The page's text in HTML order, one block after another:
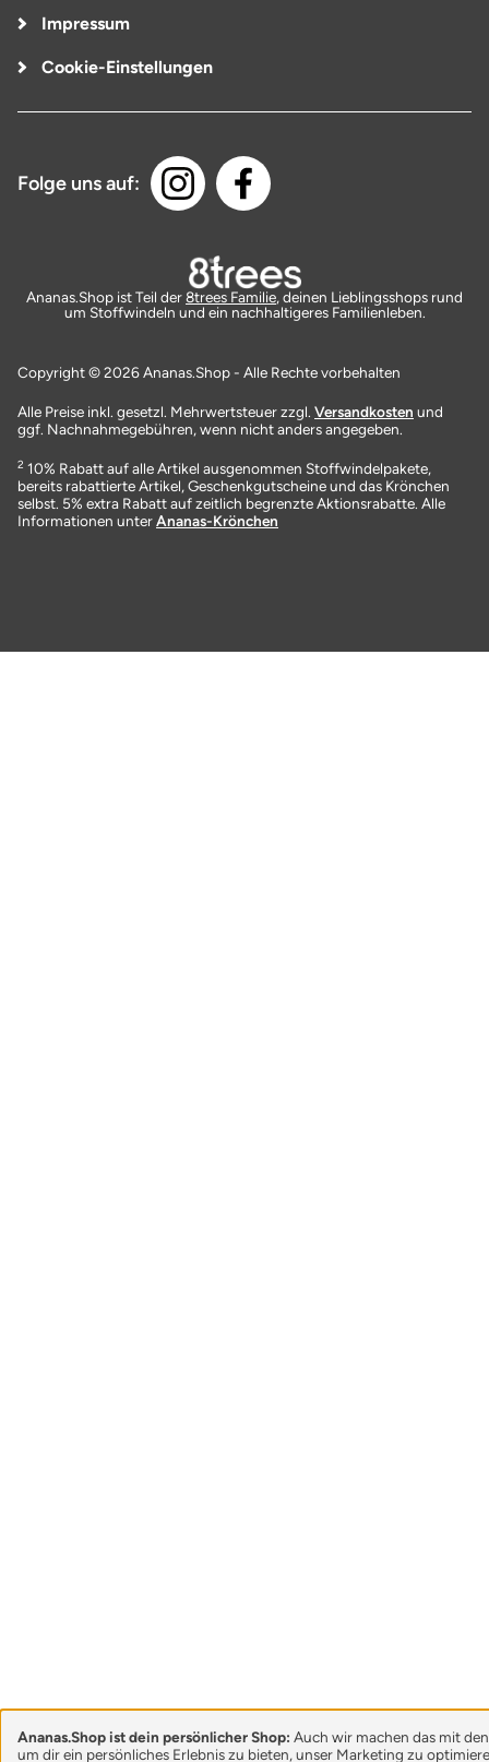
Impressum
Cookie-Einstellungen
Folge uns auf:
Ananas.Shop ist Teil der8trees Familie, deinen Lieblingsshops rund
um Stoffwindeln und ein nachhaltigeres Familienleben.
Copyright © 2026 Ananas.Shop - Alle Rechte vorbehalten
Alle Preise inkl. gesetzl. Mehrwertsteuer zzgl. Versandkosten und
ggf. Nachnahmegebühren, wenn nicht anders angegeben.
2 10% Rabatt auf alle Artikel ausgenommen Stoffwindelpakete,
bereits rabattierte Artikel, Geschenkgutscheine und das Krönchen
selbst. 5% extra Rabatt auf zeitlich begrenzte Aktionsrabatte. Alle
Informationen unterAnanas-Krönchen
Ananas.Shop ist dein persönlicher Shop: Auch wir machen das mit
um dir ein persönliches Erlebnis zu bieten, unser Marketing zu